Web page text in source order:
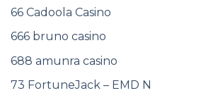
66 Cadoola Casino
666 bruno casino
688 amunra casino
73 FortuneJack – EMD N